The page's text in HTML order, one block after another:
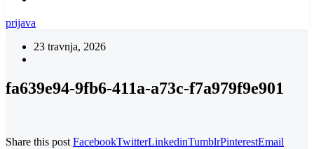
prijava
23 travnja, 2026
fa639e94-9fb6-411a-a73c-f7a979f9e901
Share this post FacebookTwitterLinkedinTumblrPinterestEmail